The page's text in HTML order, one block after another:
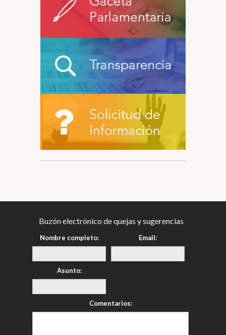
Buzón electrónico de quejas y sugerencias
Nombre completo: Email:
Asunto:
Comentarios: